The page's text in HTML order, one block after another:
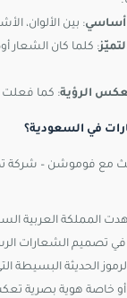
أساسي: بين الألوان،
: كلما كان الشعار
الرؤية: كما فعلت
في السعودية؟
مع فوموشن – شركة
المملكة العربية
في تصميم الشعارات
الرموز الحديثة
خاصة هوية بصرية